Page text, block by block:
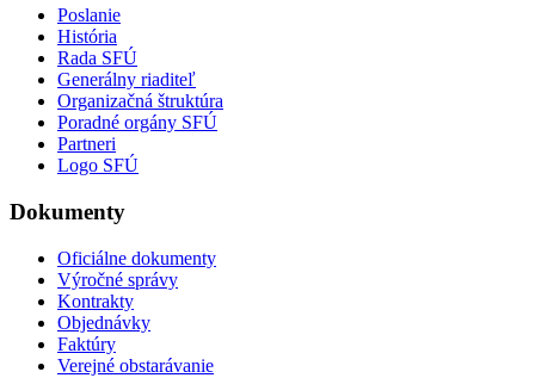
Poslanie
História
Rada SFÚ
Generálny riaditeľ
Organizačná štruktúra
Poradné orgány SFÚ
Partneri
Logo SFÚ
Dokumenty
Oficiálne dokumenty
Výročné správy
Kontrakty
Objednávky
Faktúry
Verejné obstarávanie